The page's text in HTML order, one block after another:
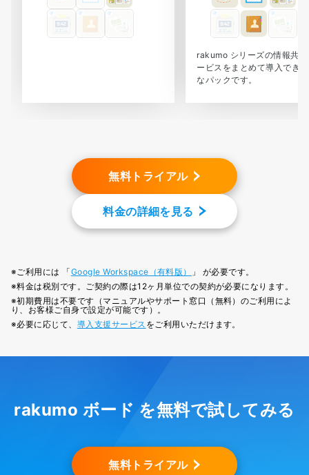
rakumo シリーズの情報共
ービスをまとめて導入でき
なパックです。
無料トライアル
料金の詳細を見る
※ご利用には 「Google Workspace（有料版）
」 が必要です。
※料金は税別です。ご契約の際は12ヶ月単位での契約が必要になります。
※初期費用は不要です（マニュアルやサポート窓口（無料）のご利用によ
り、お客様ご自身で設定が可能です）。
※必要に応じて、 導入支援サービス をご利用いただけます。
rakumo ボード を無料で試してみる
無料トライアル